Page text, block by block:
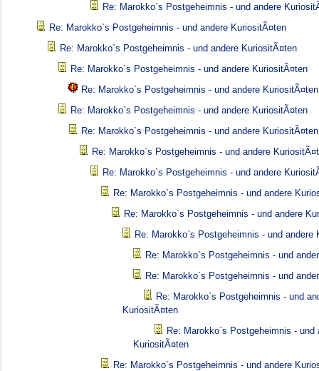
Re: Marokko`s Postgeheimnis - und andere
Re: Marokko`s Postgeheimnis - und andere KuriositÃ¤ten
Re: Marokko`s Postgeheimnis - und andere KuriositÃ¤ten
Re: Marokko`s Postgeheimnis - und andere KuriositÃ¤ten
Re: Marokko`s Postgeheimnis - und andere KuriositÃ¤ten
Re: Marokko`s Postgeheimnis - und andere KuriositÃ¤ten
Re: Marokko`s Postgeheimnis - und andere KuriositÃ¤ten
Re: Marokko`s Postgeheimnis - und andere
Re: Marokko`s Postgeheimnis - und andere
Re: Marokko`s Postgeheimnis - und andere
Re: Marokko`s Postgeheimnis - und andere
Re: Marokko`s Postgeheimnis - und andere
Re: Marokko`s Postgeheimnis - und
Re: Marokko`s Postgeheimnis - und
Re: Marokko`s Postgeheimnis - und
KuriositÃ¤ten
Re: Marokko`s Postgeheimnis - und
KuriositÃ¤ten
Re: Marokko`s Postgeheimnis - und andere